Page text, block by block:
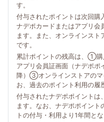
す。
付与されたポイントは次回購
ナデポカードまたはアプリ会
ます。また、オンラインス
です。
累計ポイントの残高は、①
アプリ会員証画面（ナデポポ
降）③オンラインストアのマ
お、過去のポイント利用の履
付与されたナデポポイントは
ます。なお、ナデポポイン
トの付与・利用より1年間とな